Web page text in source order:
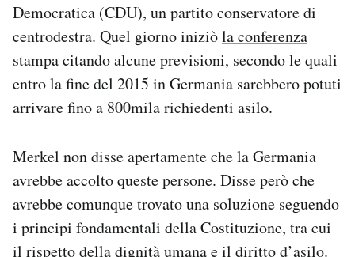
Democratica (CDU), un partito conservatore di
centrodestra. Quel giorno iniziòla conferenza
stampa citando alcune previsioni, secondo le quali
entro la fine del 2015 in Germania sarebbero potuti
arrivare fino a 800mila richiedenti asilo.
Merkel non disse apertamente che la Germania
avrebbe accolto queste persone. Disse però che
avrebbe comunque trovato una soluzione seguendo
i principi fondamentali della Costituzione, tra cui
il rispetto della dignità umana e il diritto d’asilo.